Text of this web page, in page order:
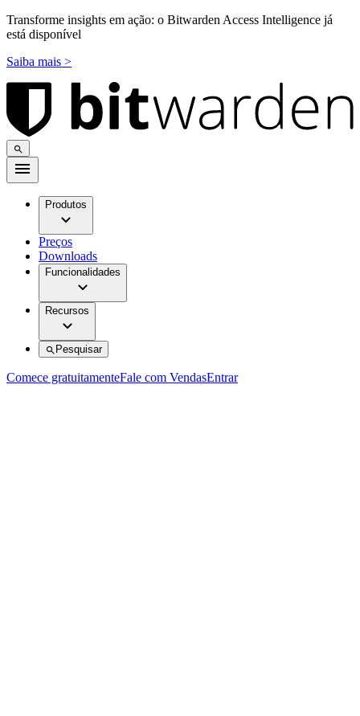
Transforme insights em ação: o Bitwarden Access Intelligence já
está disponível
Saiba mais >
Produtos
Preços
Downloads
Funcionalidades
Recursos
Pesquisar
Comece gratuitamenteFale com VendasEntrar